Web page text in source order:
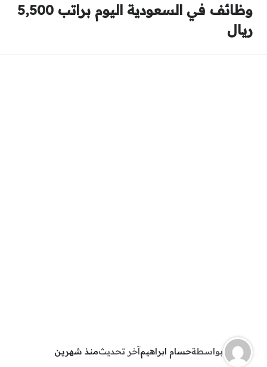
وظائف في السعودية اليوم براتب 5,500
ريال
بواسطةحسام ابراهيمآخر تحديثمنذ شهرين